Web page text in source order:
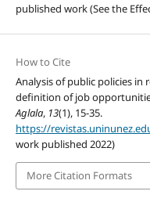
published work (See the
How to Cite
Analysis of public policies
definition of job
Aglala, 13(1), 15-35.
https://
work published 2022)
More Citation Formats